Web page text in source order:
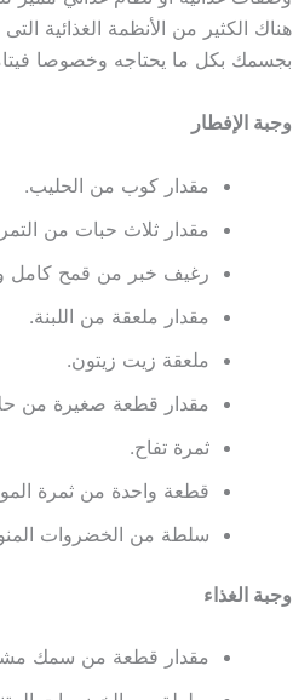
هناك الكثير من الأنظمة الغذائية
بجسمك بكل ما يحتاجه وخصوصا
وجبة الإفطار
مقدار كوب من الحليب.
مقدار ثلاث حبات من
رغيف خبر من قمح كامل
مقدار ملعقة من اللبنة.
ملعقة زيت زيتون.
مقدار قطعة صغيرة من
ثمرة تفاح.
قطعة واحدة من ثمرة
سلطة من الخضروات
وجبة الغذاء
مقدار قطعة من سمك